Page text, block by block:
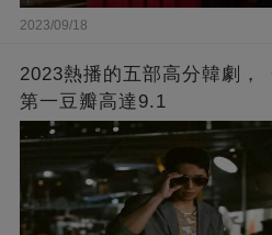
2023/09/18
2023熱播的五部高分韓劇，
第一豆瓣高達9.1